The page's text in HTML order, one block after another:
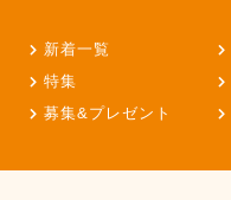
新着一覧
特集
募集&プレゼント